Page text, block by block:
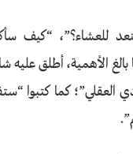
للعشاء؟”، “كيف
الأهمية، أطلق عليه
العقلي”؛ كما كتبوا